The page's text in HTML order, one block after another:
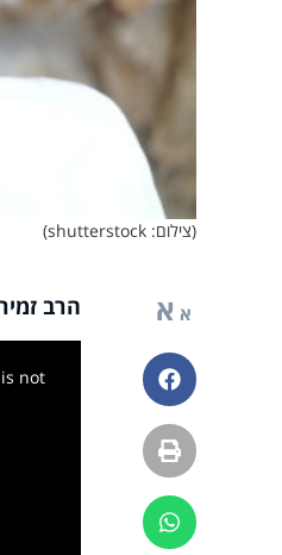
(צילום: shutterstock)
א א
פייסבוק
הדפסה
ווטסאפ
הרב
not